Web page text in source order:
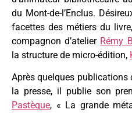
du Mont-de-l’Enclus.
facettes des métiers du
compagnon d’atelier Rémy
la structure de micro-édition,
Après quelques
la presse, il publie son
Pastèque, « La grande